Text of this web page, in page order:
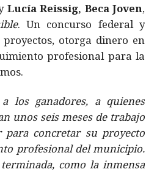
Lucía Reissig, Beca Joven,
. Un concurso federal y
otorga dinero en
profesional para la
los ganadores, a quienes
unos seis meses de trabajo
concretar su proyecto
profesional del municipio.
como la inmensa